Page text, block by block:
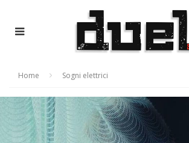
Home Sogni elettrici